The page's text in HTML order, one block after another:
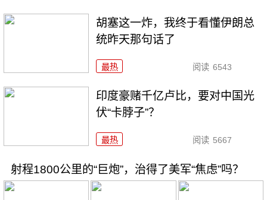
胡塞这一炸，我终于看懂伊朗总
统昨天那句话了
最热 阅读 6543
印度豪赌千亿卢比，要对中国光
伏“卡脖子”？
最热 阅读 5667
射程1800公里的“巨炮”，治得了美军“焦虑”吗？